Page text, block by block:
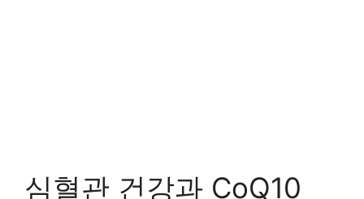
심혈관 건강과 CoQ10